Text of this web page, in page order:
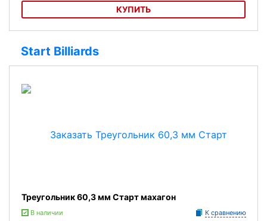
КУПИТЬ
Start Billiards
Треугольник 60,3 мм Старт махагон
В наличии К сравнению